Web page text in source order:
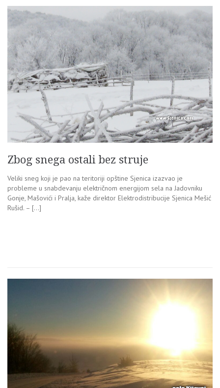
Zbog snega ostali bez struje
Veliki sneg koji je pao na teritoriji opštine Sjenica izazvao je
probleme u snabdevanju električnom energijom sela na Jadovniku
Gonje, Mašovići i Pralja, kaže direktor Elektrodistribucije Sjenica Mešić
Rušid. – […]